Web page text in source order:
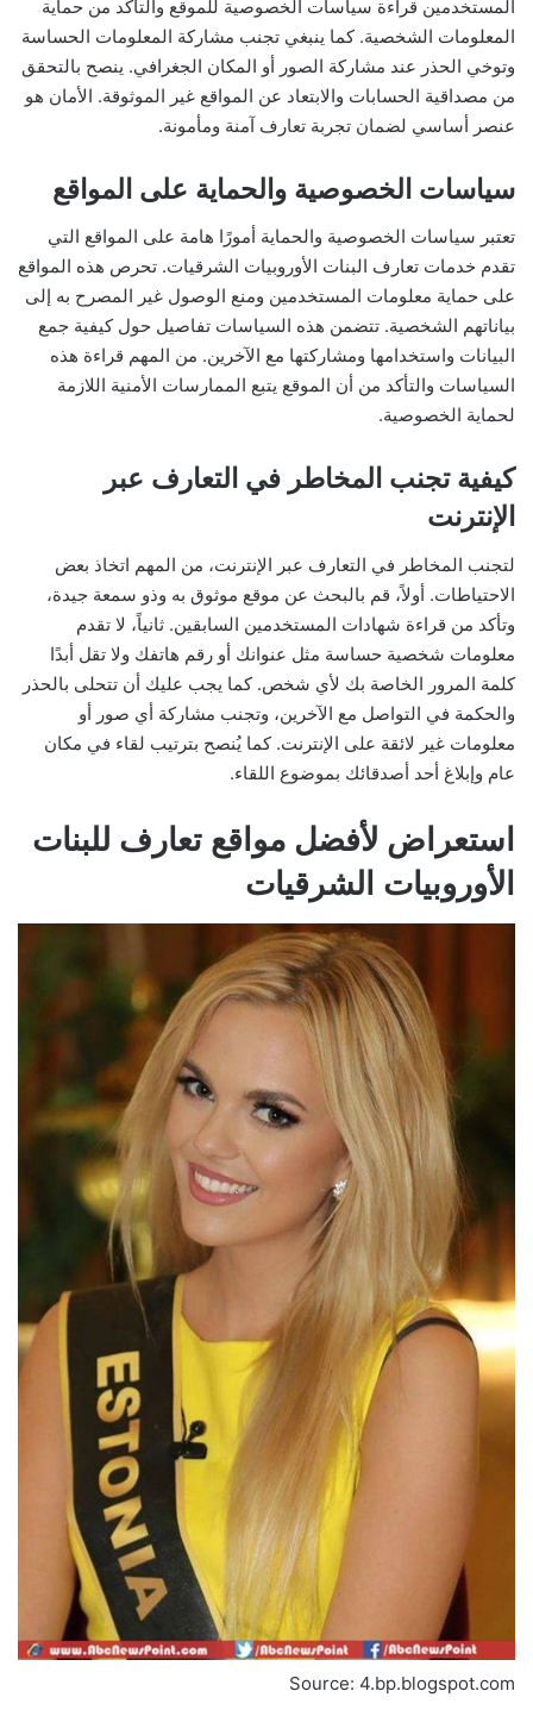
المستخدمين قراءة سياسات الخصوصية للموقع والتأكد من حماية
المعلومات الشخصية. كما ينبغي تجنب مشاركة المعلومات الحساسة
وتوخي الحذر عند مشاركة الصور أو المكان الجغرافي. ينصح بالتحقق
من مصداقية الحسابات والابتعاد عن المواقع غير الموثوقة. الأمان هو
عنصر أساسي لضمان تجربة تعارف آمنة ومأمونة.
سياسات الخصوصية والحماية على المواقع
تعتبر سياسات الخصوصية والحماية أمورًا هامة على المواقع التي
تقدم خدمات تعارف البنات الأوروبيات الشرقيات. تحرص هذه المواقع
على حماية معلومات المستخدمين ومنع الوصول غير المصرح به إلى
بياناتهم الشخصية. تتضمن هذه السياسات تفاصيل حول كيفية جمع
البيانات واستخدامها ومشاركتها مع الآخرين. من المهم قراءة هذه
السياسات والتأكد من أن الموقع يتبع الممارسات الأمنية اللازمة
لحماية الخصوصية.
كيفية تجنب المخاطر في التعارف عبر
الإنترنت
لتجنب المخاطر في التعارف عبر الإنترنت، من المهم اتخاذ بعض
الاحتياطات. أولاً، قم بالبحث عن موقع موثوق به وذو سمعة جيدة،
وتأكد من قراءة شهادات المستخدمين السابقين. ثانياً، لا تقدم
معلومات شخصية حساسة مثل عنوانك أو رقم هاتفك ولا تقل أبدًا
كلمة المرور الخاصة بك لأي شخص. كما يجب عليك أن تتحلى بالحذر
والحكمة في التواصل مع الآخرين، وتجنب مشاركة أي صور أو
معلومات غير لائقة على الإنترنت. كما يُنصح بترتيب لقاء في مكان
عام وإبلاغ أحد أصدقائك بموضوع اللقاء.
استعراض لأفضل مواقع تعارف للبنات
الأوروبيات الشرقيات
Source: 4.bp.blogspot.com